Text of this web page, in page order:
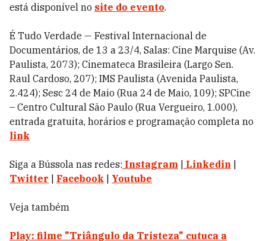
está disponível no site do evento.
É Tudo Verdade — Festival Internacional de
Documentários, de 13 a 23/4, Salas: Cine Marquise (Av.
Paulista, 2073); Cinemateca Brasileira (Largo Sen.
Raul Cardoso, 207); IMS Paulista (Avenida Paulista,
2.424); Sesc 24 de Maio (Rua 24 de Maio, 109); SPCine
– Centro Cultural São Paulo (Rua Vergueiro, 1.000),
entrada gratuita, horários e programação completa no
link
Siga a Bússola nas redes: Instagram | Linkedin |
Twitter | Facebook | Youtube
Veja também
Play: filme "Triângulo da Tristeza" cutuca a